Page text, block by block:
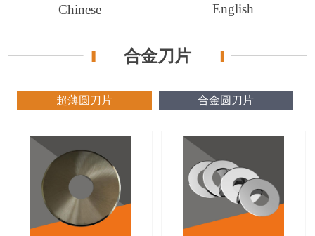
Chinese English
合金刀片
超薄圆刀片 合金圆刀片